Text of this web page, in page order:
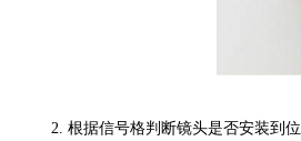
2. 根据信号格判断镜头是否安装到位